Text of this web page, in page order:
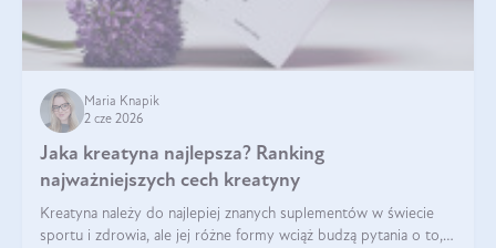
Maria Knapik
2 cze 2026
Jaka kreatyna najlepsza? Ranking
najważniejszych cech kreatyny
Kreatyna należy do najlepiej znanych suplementów w świecie
sportu i zdrowia, ale jej różne formy wciąż budzą pytania o to,